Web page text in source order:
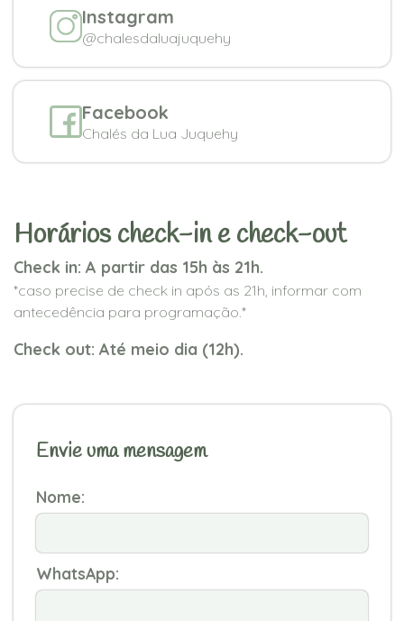
Instagram
@chalesdaluajuquehy
Facebook
Chalés da Lua Juquehy
Horários check-in e check-out
Check in: A partir das 15h às 21h.
*caso precise de check in após as 21h, informar com
antecedência para programação.*
Check out: Até meio dia (12h).
Envie uma mensagem
Nome:
WhatsApp: